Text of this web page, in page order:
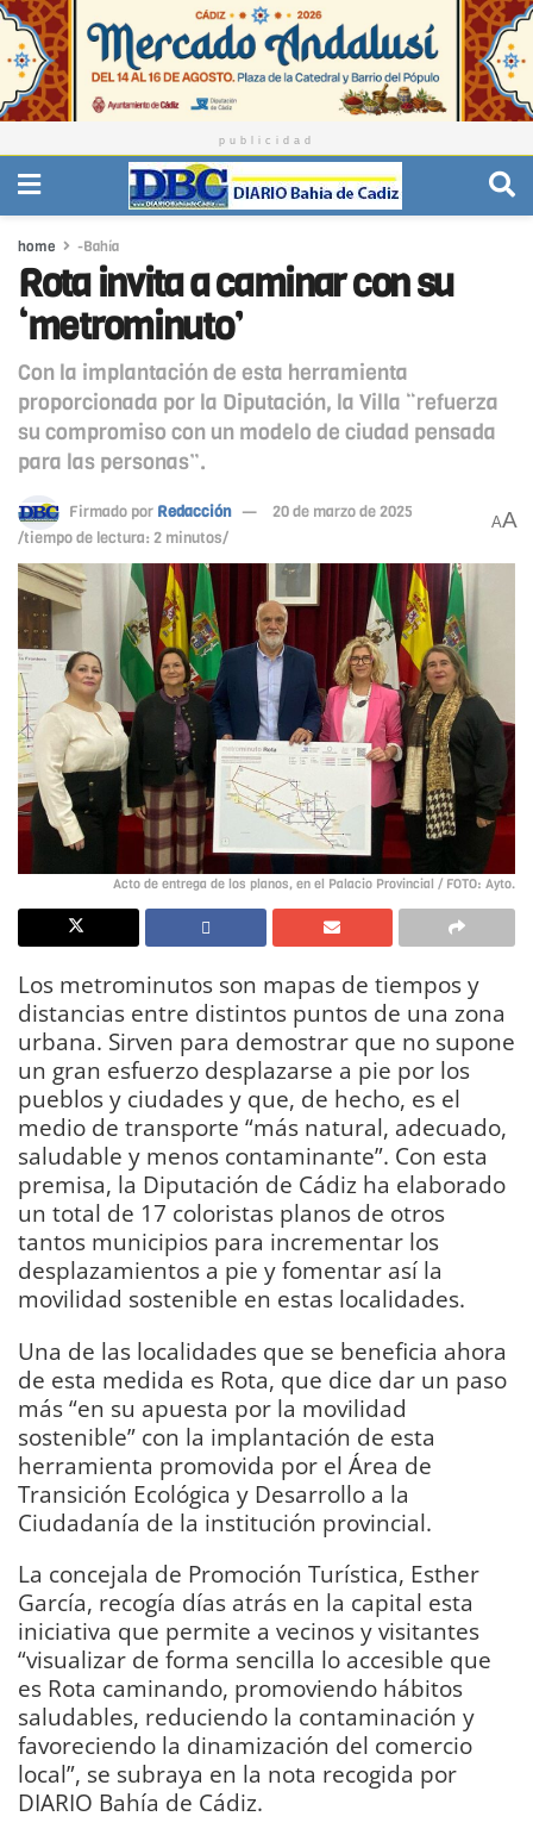
publicidad
home -Bahía
Rota invita a caminar con su
‘metrominuto’
Con la implantación de esta herramienta
proporcionada por la Diputación, la Villa “refuerza
su compromiso con un modelo de ciudad pensada
para las personas”.
Firmado por Redacción
20 de marzo de 2025
/tiempo de lectura: 2 minutos/
AA
Acto de entrega de los planos, en el Palacio Provincial / FOTO: Ayto.
Los metrominutos son mapas de tiempos y
distancias entre distintos puntos de una zona
urbana. Sirven para demostrar que no supone
un gran esfuerzo desplazarse a pie por los
pueblos y ciudades y que, de hecho, es el
medio de transporte “más natural, adecuado,
saludable y menos contaminante”. Con esta
premisa, la Diputación de Cádiz ha elaborado
un total de 17 coloristas planos de otros
tantos municipios para incrementar los
desplazamientos a pie y fomentar así la
movilidad sostenible en estas localidades.
Una de las localidades que se beneficia ahora
de esta medida es Rota, que dice dar un paso
más “en su apuesta por la movilidad
sostenible” con la implantación de esta
herramienta promovida por el Área de
Transición Ecológica y Desarrollo a la
Ciudadanía de la institución provincial.
La concejala de Promoción Turística, Esther
García, recogía días atrás en la capital esta
iniciativa que permite a vecinos y visitantes
“visualizar de forma sencilla lo accesible que
es Rota caminando, promoviendo hábitos
saludables, reduciendo la contaminación y
favoreciendo la dinamización del comercio
local”, se subraya en la nota recogida por
DIARIO Bahía de Cádiz.